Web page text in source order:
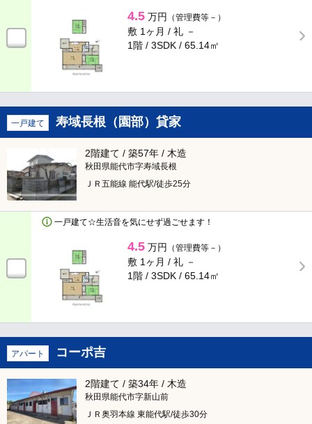
4.5 万円 （管理費等－）
敷 1ヶ月 / 礼 －
1階 / 3SDK / 65.14㎡
一戸建て 寿域長根（園部）貸家
2階建て / 築57年 / 木造
秋田県能代市字寿域長根
ＪＲ五能線 能代駅/徒歩25分
一戸建て☆生活音を気にせず過ごせます！
4.5 万円 （管理費等－）
敷 1ヶ月 / 礼 －
1階 / 3SDK / 65.14㎡
アパート コーポ吉
2階建て / 築34年 / 木造
秋田県能代市字新山前
ＪＲ奥羽本線 東能代駅/徒歩30分
エレベータ
ゴミ集積場 宅配ボックス
オール電化 都市ガス
プロパンガス
テレビ・通信
CSアンテナ
BSアンテナ
地デジ対応TV付 有線
光ファイバー
料
セキュリティ